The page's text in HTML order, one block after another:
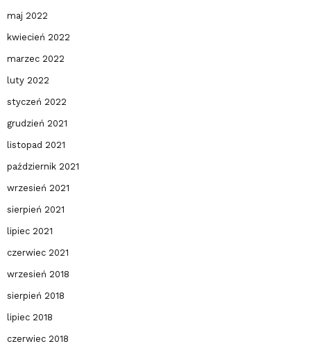
maj 2022
kwiecień 2022
marzec 2022
luty 2022
styczeń 2022
grudzień 2021
listopad 2021
październik 2021
wrzesień 2021
sierpień 2021
lipiec 2021
czerwiec 2021
wrzesień 2018
sierpień 2018
lipiec 2018
czerwiec 2018